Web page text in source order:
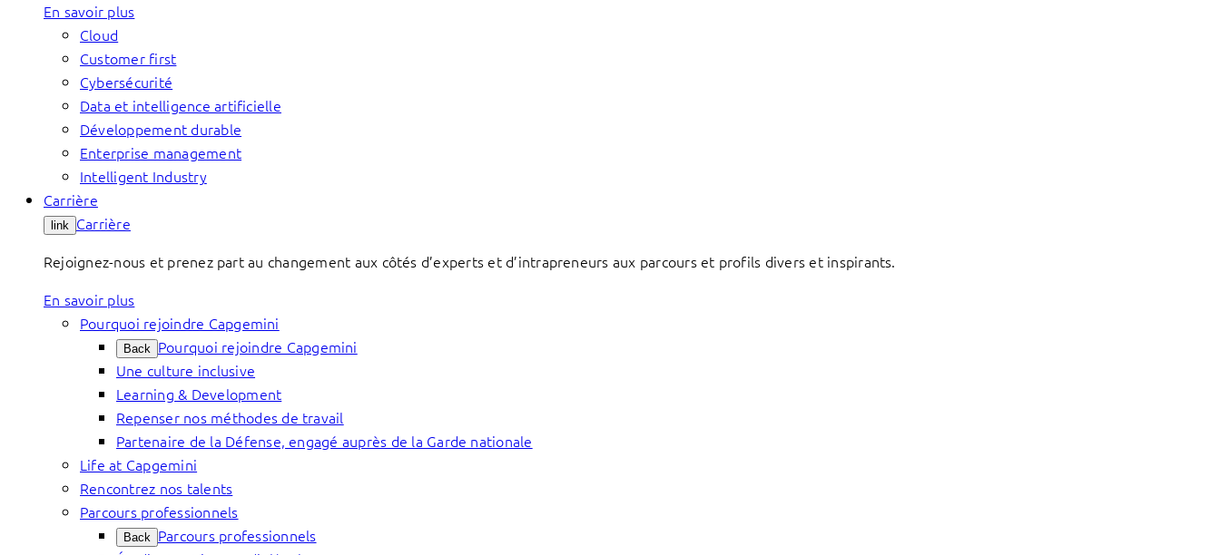
En savoir plus
Cloud
Customer first
Cybersécurité
Data et intelligence artificielle
Développement durable
Enterprise management
Intelligent Industry
Carrière
link Carrière
Rejoignez-nous et prenez part au changement aux côtés d’experts et d’intrapreneurs aux parcours et profils divers et inspirants.
En savoir plus
Pourquoi rejoindre Capgemini
Back Pourquoi rejoindre Capgemini
Une culture inclusive
Learning & Development
Repenser nos méthodes de travail
Partenaire de la Défense, engagé auprès de la Garde nationale
Life at Capgemini
Rencontrez nos talents
Parcours professionnels
Back Parcours professionnels